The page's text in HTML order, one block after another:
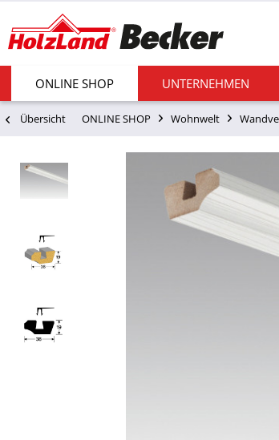
ONLINE SHOP UNTERNEHMEN
Übersicht ONLINE SHOP Wohnwelt